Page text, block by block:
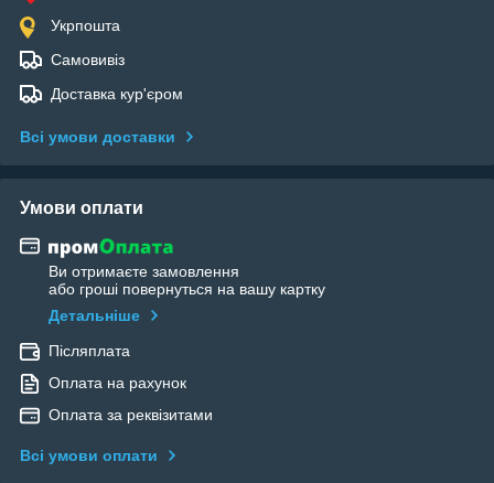
Укрпошта
Самовивіз
Доставка кур'єром
Всі умови доставки
Умови оплати
Ви отримаєте замовлення
або гроші повернуться на вашу картку
Детальніше
Післяплата
Оплата на рахунок
Оплата за реквізитами
Всі умови оплати